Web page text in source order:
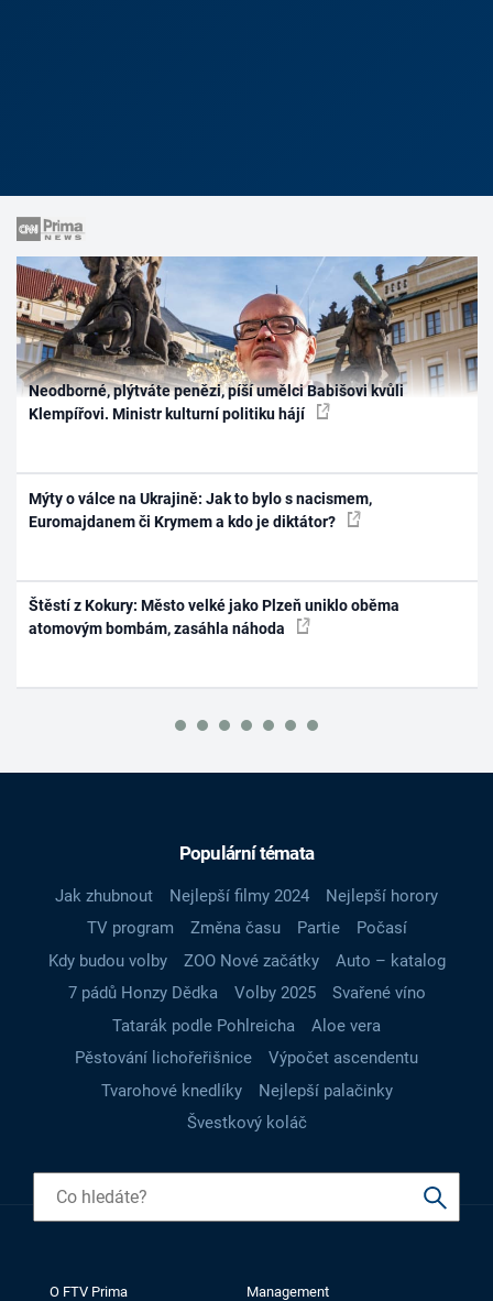
Neodborné, plýtváte penězi, píší umělci Babišovi kvůli
Klempířovi. Ministr kulturní politiku hájí
Mýty o válce na Ukrajině: Jak to bylo s nacismem,
Euromajdanem či Krymem a kdo je diktátor?
Štěstí z Kokury: Město velké jako Plzeň uniklo oběma
atomovým bombám, zasáhla náhoda
Populární témata
Jak zhubnout Nejlepší filmy 2024
Nejlepší horory
TV program
Změna času Partie
Počasí
Kdy budou volby
ZOO Nové začátky
Auto – katalog
7 pádů Honzy Dědka
Volby 2025
Svařené víno
Tatarák podle Pohlreicha
Aloe vera
Pěstování lichořeřišnice
Výpočet ascendentu
Tvarohové knedlíky
Nejlepší palačinky
Švestkový koláč
O FTV Prima Management